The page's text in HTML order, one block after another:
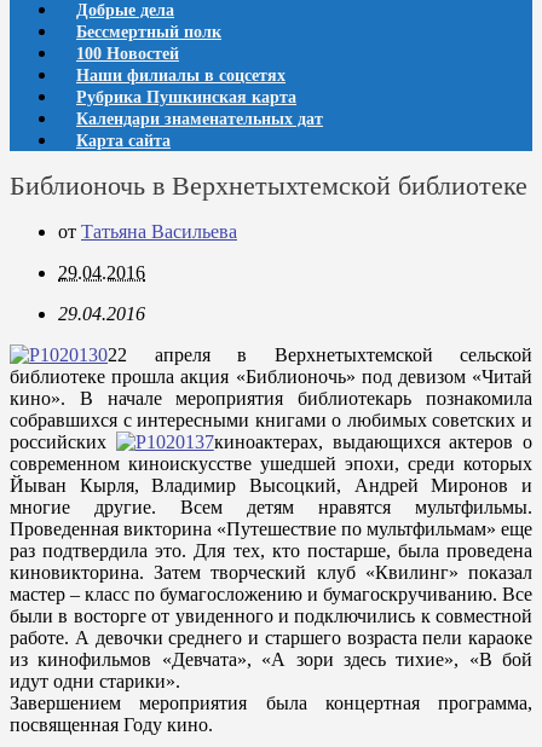
Добрые дела
Бессмертный полк
100 Новостей
Наши филиалы в соцсетях
Рубрика Пушкинская карта
Календари знаменательных дат
Карта сайта
Библионочь в Верхнетыхтемской библиотеке
от Татьяна Васильева
29.04.2016
29.04.2016
22 апреля в Верхнетыхтемской сельской
библиотеке прошла акция «Библионочь» под девизом «Читай
кино». В начале мероприятия библиотекарь познакомила
собравшихся с интересными книгами о любимых советских и
российских
киноактерах, выдающихся актеров о
современном киноискусстве ушедшей эпохи, среди которых
Йыван Кырля, Владимир Высоцкий, Андрей Миронов и
многие другие. Всем детям нравятся мультфильмы.
Проведенная викторина «Путешествие по мультфильмам» еще
раз подтвердила это. Для тех, кто постарше, была проведена
киновикторина. Затем творческий клуб «Квилинг» показал
мастер – класс по бумагосложению и бумагоскручиванию. Все
были в восторге от увиденного и подключились к совместной
работе. А девочки среднего и старшего возраста пели караоке
из кинофильмов «Девчата», «А зори здесь тихие», «В бой
идут одни старики».
Завершением мероприятия была концертная программа,
посвященная Году кино.